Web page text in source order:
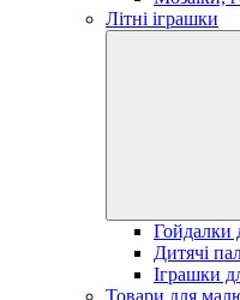
Літні іграшки
Гойдалки
Дитячі
Іграшки
Товари для